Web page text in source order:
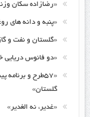
«رضازاده سکان
«پنبه و دانه های
«گلستان و نفت و
«دو فانوس دریایی
«۵۷طرح و
گلستان»
«غدیر، نه الغدیر»